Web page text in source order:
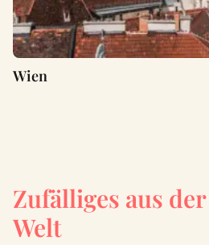
Wien
Zufälliges aus
Welt